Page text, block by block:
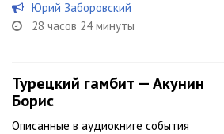
Юрий Заборовский
28 часов 24 минуты
Турецкий гамбит — Акунин
Борис
Описанные в аудиокниге события